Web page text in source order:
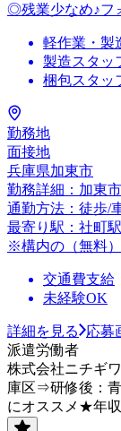
◎残業少なめ♪フ
軽作業・製
製造スタッ
梱包スタッ
勤務地
面接地
兵庫県加東市
勤務詳細：加東市
通勤方法：徒歩/
最寄り駅：社町
※構内の（無料
交通費支給
未経験OK
詳細を見る
応募
派遣労働者
株式会社ニチギ
庫区⇒研修後：
にオススメ★年